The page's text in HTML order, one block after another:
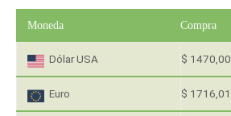
Moneda Compra
Dólar USA $ 1470,00
Euro $ 1716,01